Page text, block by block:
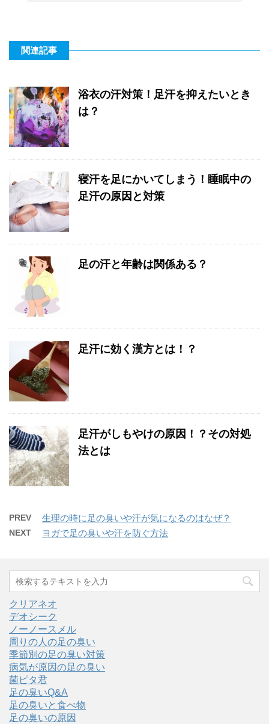
関連記事
浴衣の汗対策！足汗を抑えたいとき
は？
寝汗を足にかいてしまう！睡眠中の
足汗の原因と対策
足の汗と年齢は関係ある？
足汗に効く漢方とは！？
足汗がしもやけの原因！？その対処
法とは
PREV 生理の時に足の臭いや汗が気になるのはなぜ？
NEXT ヨガで足の臭いや汗を防ぐ方法
クリアネオ
デオシーク
ノーノースメル
周りの人の足の臭い
季節別の足の臭い対策
病気が原因の足の臭い
菌ピタ君
足の臭いQ&A
足の臭いと食べ物
足の臭いの原因